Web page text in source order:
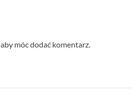
, aby móc dodać komentarz.